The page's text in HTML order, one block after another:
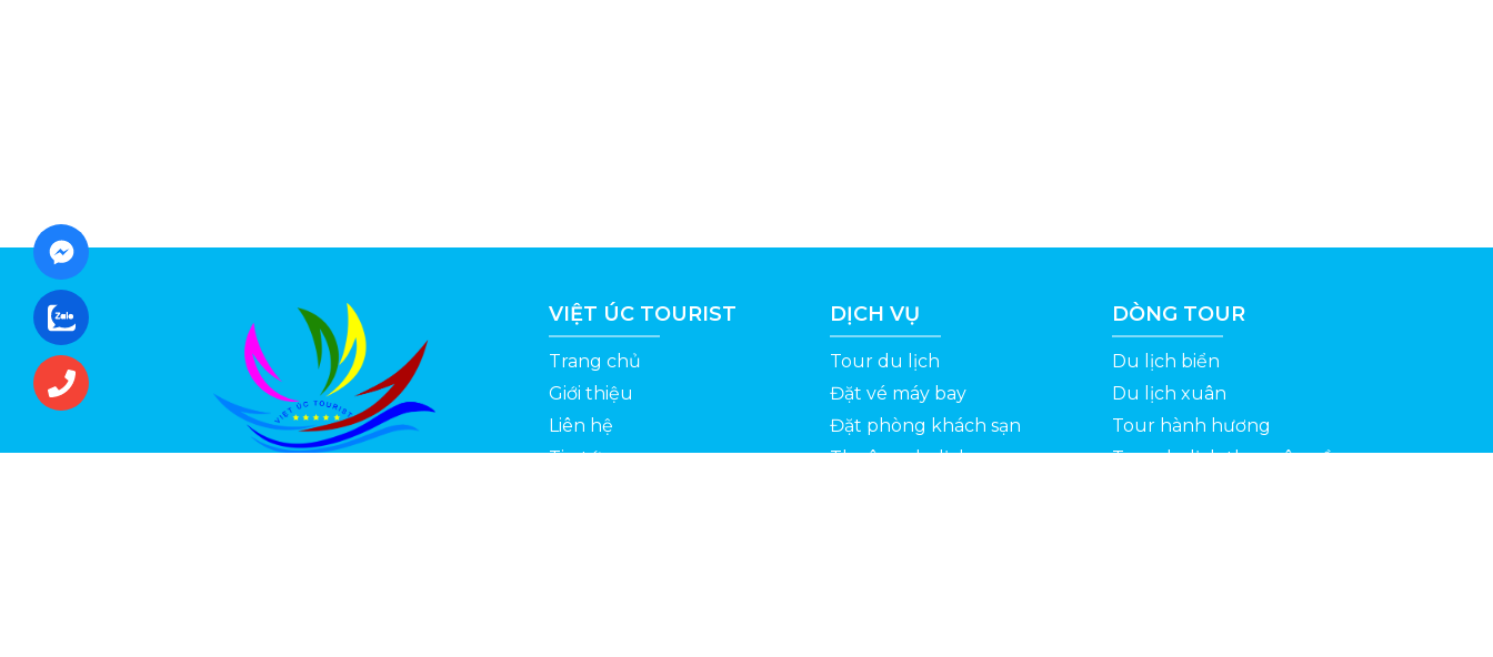
VIỆT ÚC TOURIST
Trang chủ
Giới thiệu
Liên hệ
Tin tức
DỊCH VỤ
Tour du lịch
Đặt vé máy bay
Đặt phòng khách sạn
Thuê xe du lịch
DÒNG TOUR
Du lịch biển
Du lịch xuân
Tour hành hương
Tour du lịch theo yêu cầu